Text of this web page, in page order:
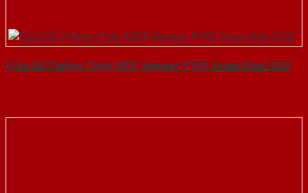
Cửa Gỗ Chống Cháy MDF Veneer P1R5 Xoan Đào-SGD